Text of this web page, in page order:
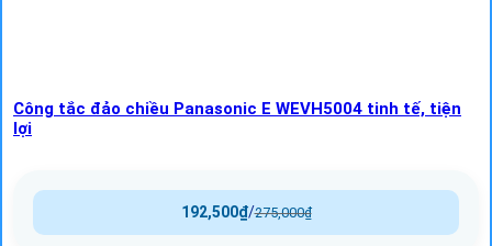
Công tắc đảo chiều Panasonic E WEVH5004 tinh tế, tiện
lợi
275,000₫
/
192,500₫